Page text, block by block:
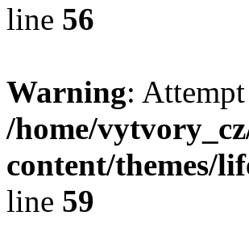
line 56
Warning:
/home/
content/themes/
line 59